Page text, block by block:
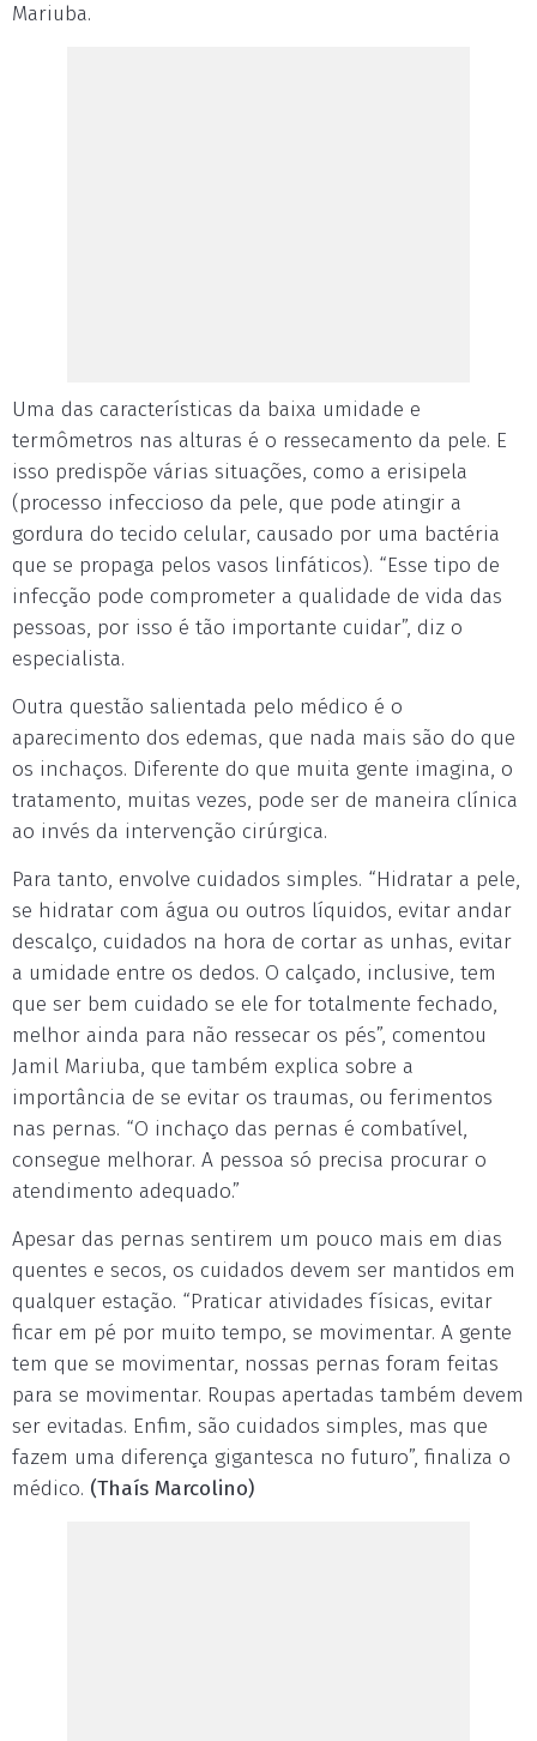
Mariuba.
Uma das características da baixa umidade e
termômetros nas alturas é o ressecamento da pele. E
isso predispõe várias situações, como a erisipela
(processo infeccioso da pele, que pode atingir a
gordura do tecido celular, causado por uma bactéria
que se propaga pelos vasos linfáticos). “Esse tipo de
infecção pode comprometer a qualidade de vida das
pessoas, por isso é tão importante cuidar”, diz o
especialista.
Outra questão salientada pelo médico é o
aparecimento dos edemas, que nada mais são do que
os inchaços. Diferente do que muita gente imagina, o
tratamento, muitas vezes, pode ser de maneira clínica
ao invés da intervenção cirúrgica.
Para tanto, envolve cuidados simples. “Hidratar a pele,
se hidratar com água ou outros líquidos, evitar andar
descalço, cuidados na hora de cortar as unhas, evitar
a umidade entre os dedos. O calçado, inclusive, tem
que ser bem cuidado se ele for totalmente fechado,
melhor ainda para não ressecar os pés”, comentou
Jamil Mariuba, que também explica sobre a
importância de se evitar os traumas, ou ferimentos
nas pernas. “O inchaço das pernas é combatível,
consegue melhorar. A pessoa só precisa procurar o
atendimento adequado.”
Apesar das pernas sentirem um pouco mais em dias
quentes e secos, os cuidados devem ser mantidos em
qualquer estação. “Praticar atividades físicas, evitar
ficar em pé por muito tempo, se movimentar. A gente
tem que se movimentar, nossas pernas foram feitas
para se movimentar. Roupas apertadas também devem
ser evitadas. Enfim, são cuidados simples, mas que
fazem uma diferença gigantesca no futuro”, finaliza o
médico. (Thaís Marcolino)